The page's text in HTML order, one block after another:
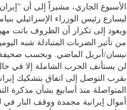
الأسبوع الجاري، مشيراً إلى أن
ليسارع رئيس الوزراء الإسرائيلي
ويعود إلى تكرار أن الظروف باتت
نيسان/أبريل الماضي. وبحسب صحيفة
لن يستأنف الحرب الشاملة إلا في
بقرب التوصل إلى اتفاق بتشكيك
المتواصلة منذ أسابيع بشأن مذكرة
أموال إيرانية مجمدة ووقف النار في